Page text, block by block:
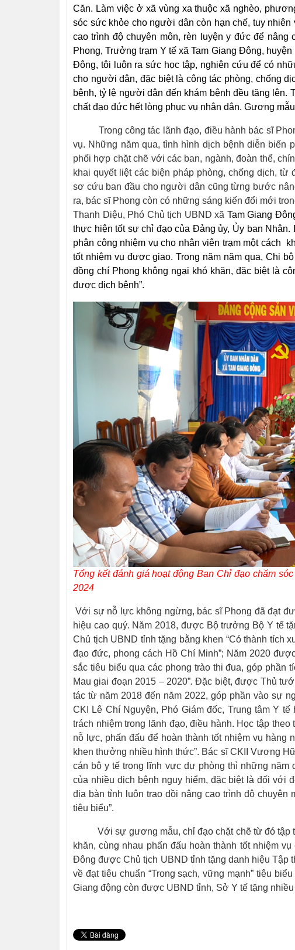
Căn. Làm việc ở xã vùng xa thuộc xã nghèo,
sóc sức khỏe cho người dân còn hạn chế, tuy
cao trình độ chuyên môn, rèn luyện y đức để nâng
Phong, Trưởng trạm Y tế xã Tam Giang Đông,
Đông, tôi luôn ra sức học tập, nghiên cứu để có
cho người dân, đặc biệt là công tác phòng, chống
bệnh, tỷ lệ người dân đến khám bệnh đều tăng lên.
chất đạo đức hết lòng phục vụ nhân dân. Gương
Trong công tác lãnh đạo, điều hành bác sĩ
vụ. Những năm qua, tình hình dịch bệnh diễn biến
phối hợp chặt chẽ với các ban, ngành, đoàn thể,
khai quyết liệt các biện pháp phòng, chống dịch,
sơ cứu ban đầu cho người dân cũng từng bước
ra, bác sĩ Phong còn có những sáng kiến đổi mới
Thanh Diệu, Phó Chủ tịch UBND xã Tam Giang
thực hiện tốt sự chỉ đạo của Đảng ủy, Ủy ban
phân công nhiệm vụ cho nhân viên trạm một cách
tốt nhiệm vụ được giao. Trong năm năm qua, Chi
đồng chí Phong không ngại khó khăn, đặc biệt là
được dịch bệnh”.
Tổng kết đánh giá hoạt động Ban Chỉ đạo chăm
2024
Với sự nỗ lực không ngừng, bác sĩ Phong đã đạt
hiệu cao quý. Năm 2018, được Bộ trưởng Bộ Y tế
Chủ tịch UBND tỉnh tặng bằng khen “Có thành tích
đạo đức, phong cách Hồ Chí Minh”; Năm 2020
sắc tiêu biểu qua các phong trào thi đua, góp phần
Mau giai đoạn 2015 – 2020”.Đặc biệt, được Thủ
tác từ năm 2018 đến năm 2022, góp phần vào sự
CKI Lê Chí Nguyện, Phó Giám đốc, Trung tâm Y
trách nhiệm trong lãnh đạo, điều hành. Học tập
nỗ lực, phấn đấu để hoàn thành tốt nhiệm vụ
khen thưởng nhiều hình thức”. Bác sĩ CKII Vương
cán bộ y tế trong lĩnh vực dự phòng thì những năm
của nhiều dịch bệnh nguy hiểm, đặc biệt là đối với
địa bàn tỉnh luôn trao dồi nâng cao trình độ
tiêu biểu”.
Với sự gương mẫu, chỉ đạo chặt chẽ từ đó tập
khăn, cùng nhau phấn đấu hoàn thành tốt nhiệm
Đông được Chủ tịch UBND tỉnh tặng danh hiệu Tập
về đạt tiêu chuẩn “Trong sạch, vững mạnh” tiêu
Giang động còn được UBND tỉnh, Sở Y tế tặng